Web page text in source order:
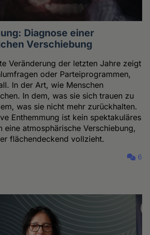
Diagnose einer
Verschiebung
Veränderung der letzten Jahre zeigt
oder Parteiprogrammen,
In der Art, wie Menschen
In dem, was sie sich trauen zu
was sie nicht mehr zurückhalten.
Enthemmung ist kein spektakuläres
eine atmosphärische Verschiebung,
flächendeckend vollzieht.
6